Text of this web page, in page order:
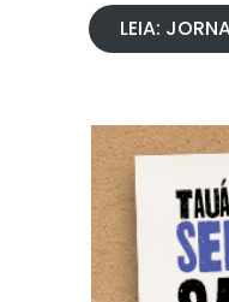
LEIA: